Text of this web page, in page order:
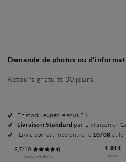
Demande de photos ou
Retours gratuits 30 jours
En stock, expédié sous 24H
Livraison Standard par Livraison en
Livraison estimée entre le 10/08 et le
9,7/10
Avis vérifiés
1 811
vues